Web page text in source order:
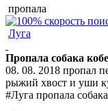
пропала
Луга
Пропала собака
08. 08. 2018 пропал
рыжий хвост и уши
#Луга пропала